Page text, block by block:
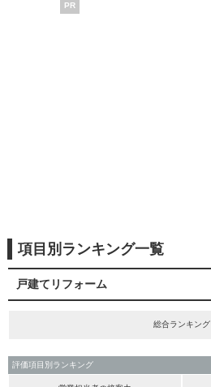
PR
項目別ランキング一覧
戸建てリフォーム
総合ランキング
評価項目別ランキング